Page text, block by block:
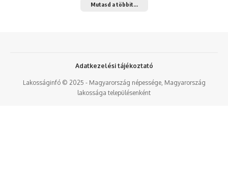
Mutasd a többit...
Lakosságinfó © 2025 - Magyarország népessége, Magyarország
lakossága településenként
Adatkezelési tájékoztató